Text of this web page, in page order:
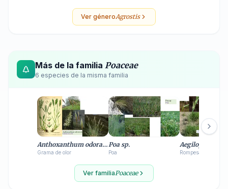
Ver géneroAgrostis
Más de la familia Poaceae
6 especies de la misma familia
Anthoxanthum odoratum
Grama de olor
Poa sp.
Poa
Aegilops
Rompesacos
Ver familiaPoaceae